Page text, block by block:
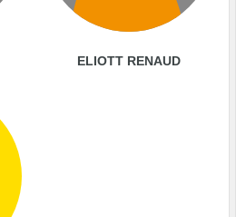
ELIOTT RENAUD